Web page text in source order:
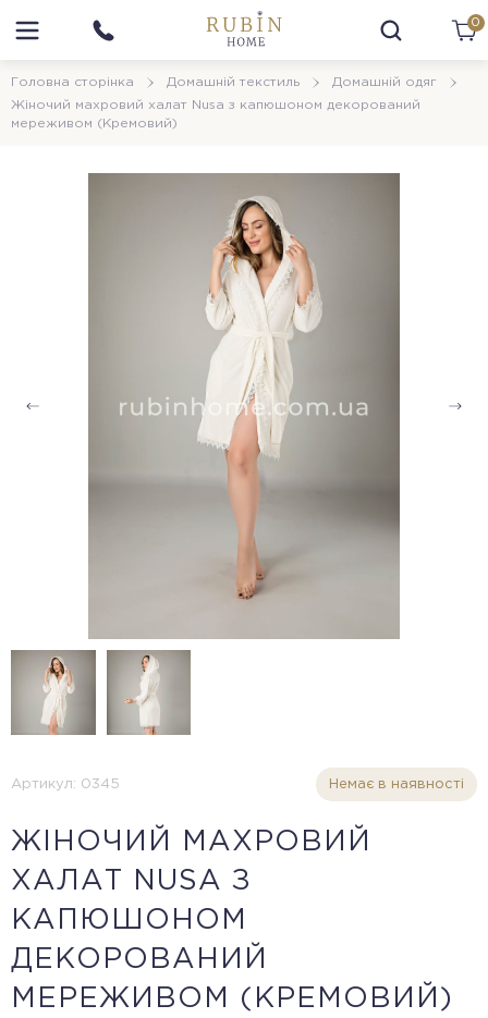
0
Головна сторінка Домашній текстиль
Домашній одяг
Жіночий махровий халат Nusa з капюшоном декорований
мереживом (Кремовий)
Артикул: 0345 Немає в наявності
ЖІНОЧИЙ МАХРОВИЙ
ХАЛАТ NUSA З
КАПЮШОНОМ
ДЕКОРОВАНИЙ
МЕРЕЖИВОМ (КРЕМОВИЙ)